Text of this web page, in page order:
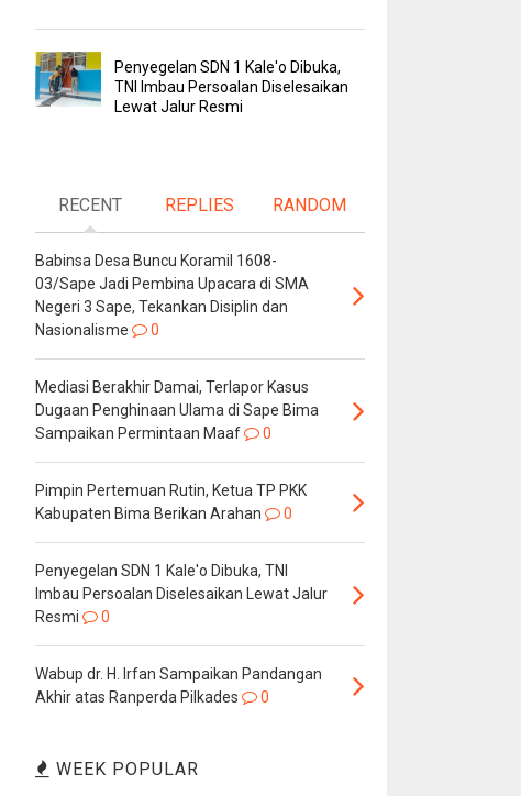
Penyegelan SDN 1 Kale'o Dibuka,
TNI Imbau Persoalan Diselesaikan
Lewat Jalur Resmi
RECENT REPLIES RANDOM
Babinsa Desa Buncu Koramil 1608-
03/Sape Jadi Pembina Upacara di SMA
Negeri 3 Sape, Tekankan Disiplin dan
Nasionalisme
0
Mediasi Berakhir Damai, Terlapor Kasus
Dugaan Penghinaan Ulama di Sape Bima
Sampaikan Permintaan Maaf
0
Pimpin Pertemuan Rutin, Ketua TP PKK
Kabupaten Bima Berikan Arahan
0
Penyegelan SDN 1 Kale'o Dibuka, TNI
Imbau Persoalan Diselesaikan Lewat Jalur
Resmi
0
Wabup dr. H. Irfan Sampaikan Pandangan
Akhir atas Ranperda Pilkades
0
WEEK POPULAR